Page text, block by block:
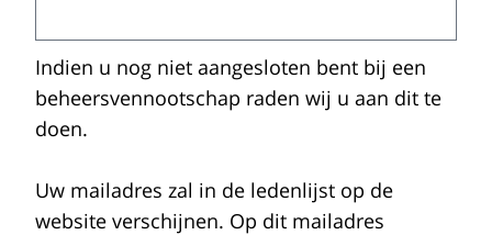
Indien u nog niet aangesloten bent bij een
beheersvennootschap raden wij u aan dit te
doen.
Uw mailadres zal in de ledenlijst op de
website verschijnen. Op dit mailadres